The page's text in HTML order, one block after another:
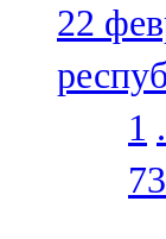
22
1